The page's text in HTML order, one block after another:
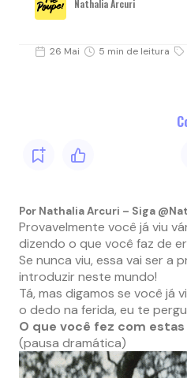
Nathalia Arcuri
26 Mai 5 min de leitura
Por Nathalia Arcuri – Siga
Provavelmente você já viu
dizendo o que você faz de
Se nunca viu, essa vai ser a
introduzir neste mundo!
Tá, mas digamos se você já
o dedo na ferida, eu te
O que você fez com
(pausa dramática)